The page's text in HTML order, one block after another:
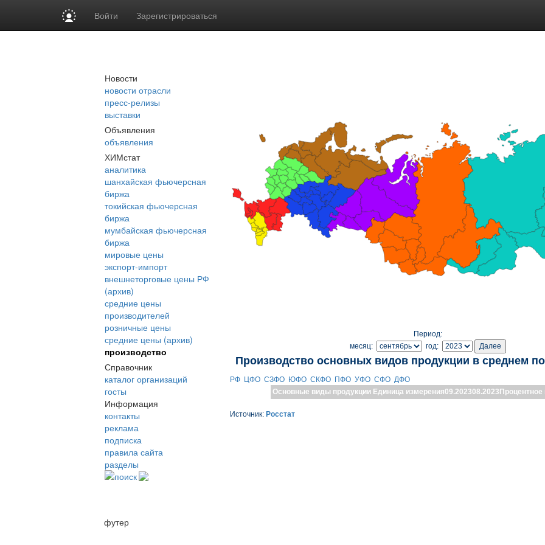
Войти Зарегистрироваться
Новости
новости отрасли
пресс-релизы
выставки
Объявления
объявления
ХИМстат
аналитика
шанхайская фьючерсная
биржа
токийская фьючерсная
биржа
мумбайская фьючерсная
биржа
мировые цены
экспорт-импорт
внешнеторговые цены РФ
(архив)
средние цены
производителей
розничные цены
средние цены (архив)
производство
Справочник
каталог организаций
госты
Информация
контакты
реклама
подписка
правила сайта
разделы
поиск
Период:
месяц:
год:
Производство основных видов продукции в среднем по
РФ ЦФО СЗФО ЮФО СКФО ПФО УФО СФО ДФО
Основные виды продукции Единица измерения09.202308.2023 Процентное
Источник: Росстат
футер